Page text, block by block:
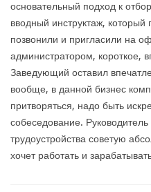
основательный подход к
вводный инструктаж,
позвонили и пригласили на
администратором, короткое,
Заведующий оставил
вообще, в данной бизнес
притворяться, надо быть
собеседование.
трудоустройства советую
хочет работать и